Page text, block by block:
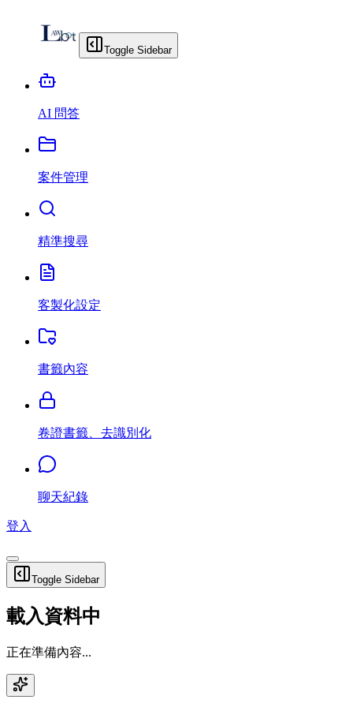
Toggle Sidebar
AI 問答
案件管理
精準搜尋
客製化設定
書籤內容
卷證書籤、去識別化
聊天紀錄
登入
Toggle Sidebar
載入資料中
正在準備內容...